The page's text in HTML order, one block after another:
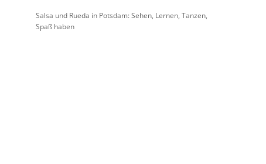
Salsa und Rueda in Potsdam: Sehen, Lernen, Tanzen,
Spaß haben